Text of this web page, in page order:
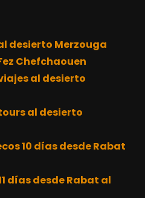
desierto Merzouga
Chefchaouen
al desierto
al desierto
10 días desde Rabat
días desde Rabat al